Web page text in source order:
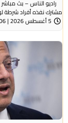
مشترك نفذه أفراد شرطة
5 أغسطس 2026 | 12:06 مساءً